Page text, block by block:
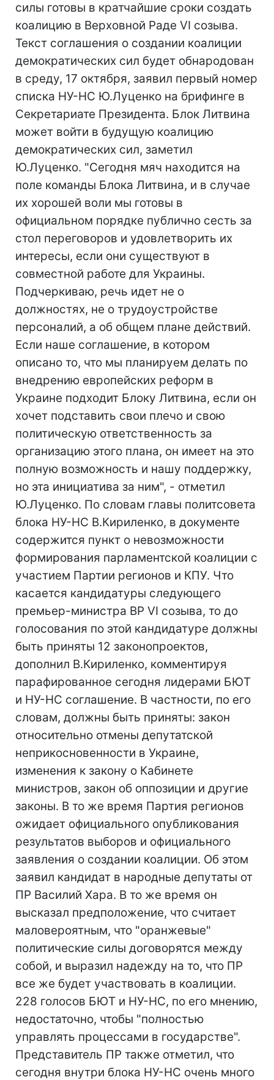
силы готовы в кратчайшие сроки создать
коалицию в Верховной Раде VI созыва.
Текст соглашения о создании коалиции
демократических сил будет обнародован
в среду, 17 октября, заявил первый номер
списка НУ-НС Ю.Луценко на брифинге в
Секретариате Президента. Блок Литвина
может войти в будущую коалицию
демократических сил, заметил
Ю.Луценко. "Сегодня мяч находится на
поле команды Блока Литвина, и в случае
их хорошей воли мы готовы в
официальном порядке публично сесть за
стол переговоров и удовлетворить их
интересы, если они существуют в
совместной работе для Украины.
Подчеркиваю, речь идет не о
должностях, не о трудоустройстве
персоналий, а об общем плане действий.
Если наше соглашение, в котором
описано то, что мы планируем делать по
внедрению европейских реформ в
Украине подходит Блоку Литвина, если он
хочет подставить свои плечо и свою
политическую ответственность за
организацию этого плана, он имеет на это
полную возможность и нашу поддержку,
но эта инициатива за ним", - отметил
Ю.Луценко. По словам главы политсовета
блока НУ-НС В.Кириленко, в документе
содержится пункт о невозможности
формирования парламентской коалиции с
участием Партии регионов и КПУ. Что
касается кандидатуры следующего
премьер-министра ВР VI созыва, то до
голосования по этой кандидатуре должны
быть приняты 12 законопроектов,
дополнил В.Кириленко, комментируя
парафированное сегодня лидерами БЮТ
и НУ-НС соглашение. В частности, по его
словам, должны быть приняты: закон
относительно отмены депутатской
неприкосновенности в Украине,
изменения к закону о Кабинете
министров, закон об оппозиции и другие
законы. В то же время Партия регионов
ожидает официального опубликования
результатов выборов и официального
заявления о создании коалиции. Об этом
заявил кандидат в народные депутаты от
ПР Василий Хара. В то же время он
высказал предположение, что считает
маловероятным, что "оранжевые"
политические силы договорятся между
собой, и выразил надежду на то, что ПР
все же будет участвовать в коалиции.
228 голосов БЮТ и НУ-НС, по его мнению,
недостаточно, чтобы "полностью
управлять процессами в государстве".
Представитель ПР также отметил, что
сегодня внутри блока НУ-НС очень много